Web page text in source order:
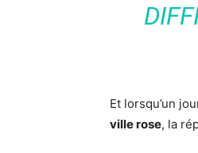
Et lorsqu’un
ville rose, la